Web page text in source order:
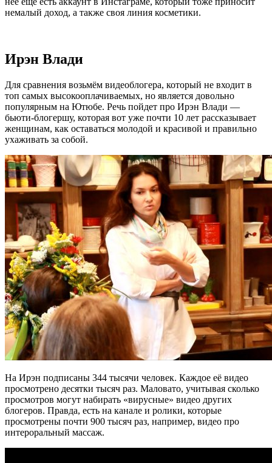
немалый доход, а также своя линия косметики.
Ирэн Влади
Для сравнения возьмём видеоблогера, который не входит в
топ самых высокооплачиваемых, но является довольно
популярным на Ютюбе. Речь пойдет про Ирэн Влади —
бьюти-блогершу, которая вот уже почти 10 лет рассказывает
женщинам, как оставаться молодой и красивой и правильно
ухаживать за собой.
На Ирэн подписаны 344 тысячи человек. Каждое её видео
просмотрено десятки тысяч раз. Маловато, учитывая сколько
просмотров могут набирать «вирусные» видео других
блогеров. Правда, есть на канале и ролики, которые
просмотрены почти 900 тысяч раз, например, видео про
интероральный массаж.